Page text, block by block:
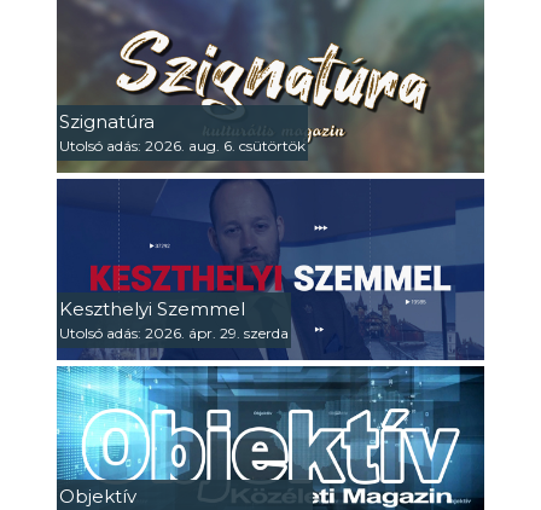
Szignatúra
Utolsó adás: 2026. aug. 6. csütörtök
Keszthelyi Szemmel
Utolsó adás: 2026. ápr. 29. szerda
Objektív